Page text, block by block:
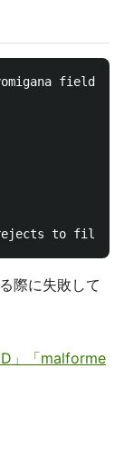
field
際に失敗して
」「malforme